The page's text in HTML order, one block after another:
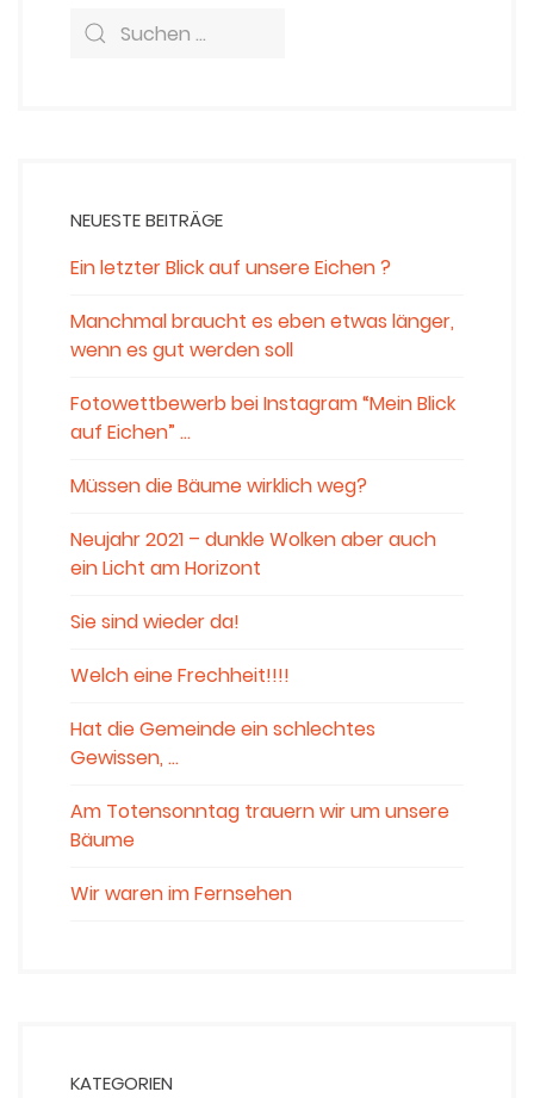
NEUESTE BEITRÄGE
Ein letzter Blick auf unsere Eichen ?
Manchmal braucht es eben etwas länger,
wenn es gut werden soll
Fotowettbewerb bei Instagram “Mein Blick
auf Eichen” …
Müssen die Bäume wirklich weg?
Neujahr 2021 – dunkle Wolken aber auch
ein Licht am Horizont
Sie sind wieder da!
Welch eine Frechheit!!!!
Hat die Gemeinde ein schlechtes
Gewissen, …
Am Totensonntag trauern wir um unsere
Bäume
Wir waren im Fernsehen
KATEGORIEN